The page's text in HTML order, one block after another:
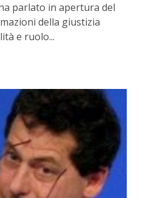
parlato in apertura del
della giustizia
e ruolo...